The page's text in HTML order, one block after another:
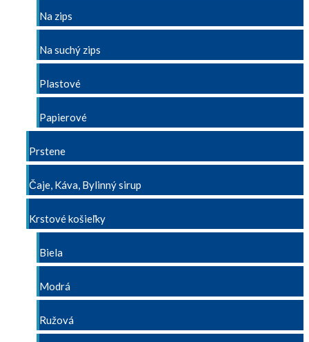
Na zips
Na suchý zips
Plastové
Papierové
Prstene
Čaje, Káva, Bylinný sirup
Krstové košieľky
Biela
Modrá
Ružová